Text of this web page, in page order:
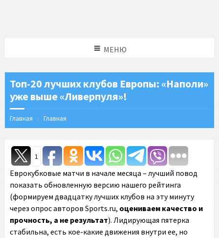
МЕНЮ
Топ-20 лучших клубов Европы: «Наполи»
уже выше «Ливерпуля»!
Главная Главная
1
Еврокубковые матчи в начале месяца – лучший повод
показать обновленную версию нашего рейтинга
(формируем двадцатку лучших клубов на эту минуту
через опрос авторов Sports.ru, оцениваем качество и
прочность, а не результат). Лидирующая пятерка
стабильна, есть кое-какие движения внутри ее, но